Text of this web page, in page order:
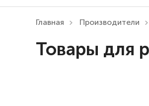
реабилитации для
Главная Производители
Товары для